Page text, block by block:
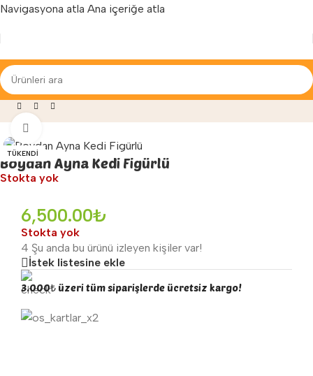
Navigasyona atla Ana içeriğe atla
Mağaza»Anaokulu Malzemeleri
TÜKENDI
Boydan Ayna Kedi Figürlü
Stokta yok
6,500.00₺
Stokta yok
4 Şu anda bu ürünü izleyen kişiler var!
İstek listesine ekle
3.000₺ üzeri tüm siparişlerde ücretsiz kargo!